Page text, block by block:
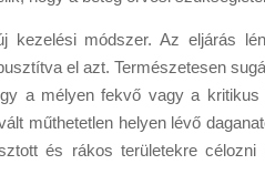
módszer. Az eljárás
el azt. Természetesen
a mélyen fekvő vagy a
műthetetlen helyen lévő
és rákos területekre